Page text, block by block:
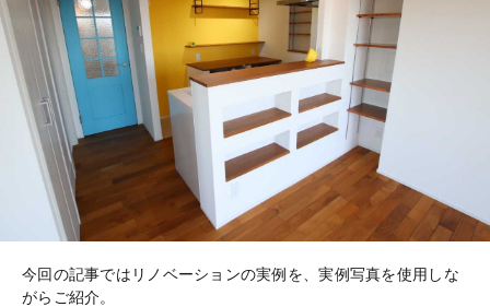
今回の記事ではリノベーションの実例を、実例写真を使用しな
がらご紹介。